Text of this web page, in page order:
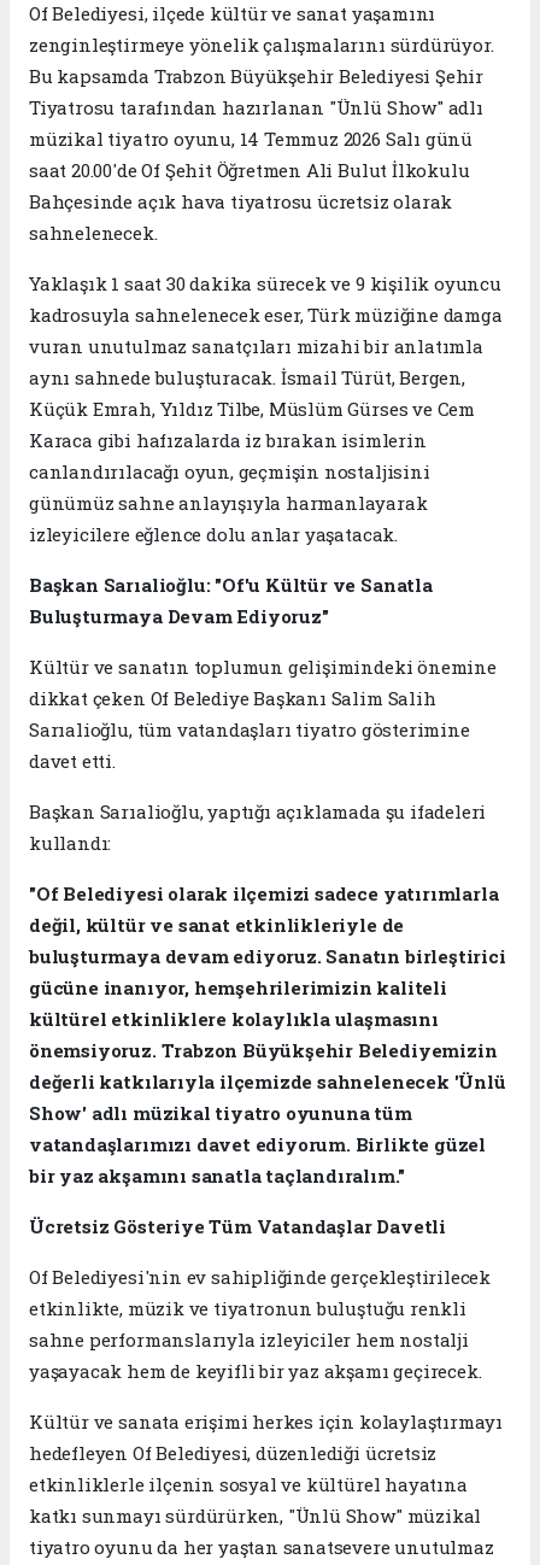
Of Belediyesi, ilçede kültür ve sanat yaşamını
zenginleştirmeye yönelik çalışmalarını sürdürüyor.
Bu kapsamda Trabzon Büyükşehir Belediyesi Şehir
Tiyatrosu tarafından hazırlanan "Ünlü Show" adlı
müzikal tiyatro oyunu, 14 Temmuz 2026 Salı günü
saat 20.00'de Of Şehit Öğretmen Ali Bulut İlkokulu
Bahçesinde açık hava tiyatrosu ücretsiz olarak
sahnelenecek.
Yaklaşık 1 saat 30 dakika sürecek ve 9 kişilik oyuncu
kadrosuyla sahnelenecek eser, Türk müziğine damga
vuran unutulmaz sanatçıları mizahi bir anlatımla
aynı sahnede buluşturacak. İsmail Türüt, Bergen,
Küçük Emrah, Yıldız Tilbe, Müslüm Gürses ve Cem
Karaca gibi hafızalarda iz bırakan isimlerin
canlandırılacağı oyun, geçmişin nostaljisini
günümüz sahne anlayışıyla harmanlayarak
izleyicilere eğlence dolu anlar yaşatacak.
Başkan Sarıalioğlu: "Of'u Kültür ve Sanatla
Buluşturmaya Devam Ediyoruz"
Kültür ve sanatın toplumun gelişimindeki önemine
dikkat çeken Of Belediye Başkanı Salim Salih
Sarıalioğlu, tüm vatandaşları tiyatro gösterimine
davet etti.
Başkan Sarıalioğlu, yaptığı açıklamada şu ifadeleri
kullandı:
"Of Belediyesi olarak ilçemizi sadece yatırımlarla
değil, kültür ve sanat etkinlikleriyle de
buluşturmaya devam ediyoruz. Sanatın birleştirici
gücüne inanıyor, hemşehrilerimizin kaliteli
kültürel etkinliklere kolaylıkla ulaşmasını
önemsiyoruz. Trabzon Büyükşehir Belediyemizin
değerli katkılarıyla ilçemizde sahnelenecek 'Ünlü
Show' adlı müzikal tiyatro oyununa tüm
vatandaşlarımızı davet ediyorum. Birlikte güzel
bir yaz akşamını sanatla taçlandıralım."
Ücretsiz Gösteriye Tüm Vatandaşlar Davetli
Of Belediyesi'nin ev sahipliğinde gerçekleştirilecek
etkinlikte, müzik ve tiyatronun buluştuğu renkli
sahne performanslarıyla izleyiciler hem nostalji
yaşayacak hem de keyifli bir yaz akşamı geçirecek.
Kültür ve sanata erişimi herkes için kolaylaştırmayı
hedefleyen Of Belediyesi, düzenlediği ücretsiz
etkinliklerle ilçenin sosyal ve kültürel hayatına
katkı sunmayı sürdürürken, "Ünlü Show" müzikal
tiyatro oyunu da her yaştan sanatsevere unutulmaz